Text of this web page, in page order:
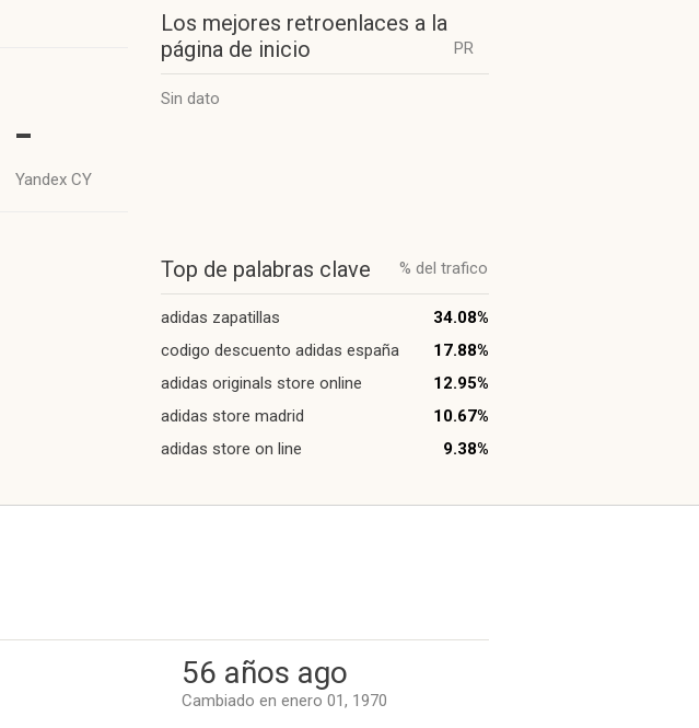
-
Yandex CY
Los mejores retroenlaces a la
página de inicio
PR
Sin dato
Top de palabras clave % del trafico
adidas zapatillas
34.08%
codigo descuento adidas españa
17.88%
adidas originals store online
12.95%
adidas store madrid
10.67%
adidas store on line
9.38%
56 años ago
Cambiado en enero 01, 1970